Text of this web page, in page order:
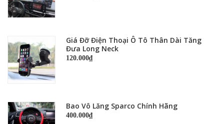
Giá Đỡ Điện Thoại Ô Tô Thân Dài Tăng
Đưa Long Neck
120.000₫
Bao Vô Lăng Sparco Chính Hãng
400.000₫